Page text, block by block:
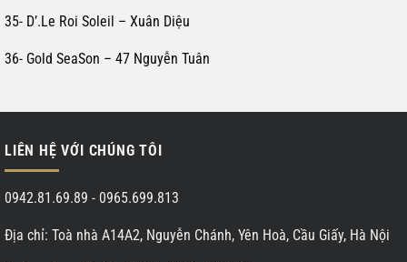
35- D’.Le Roi Soleil – Xuân Diệu
36- Gold SeaSon – 47 Nguyễn Tuân
LIÊN HỆ VỚI CHÚNG TÔI
0942.81.69.89 - 0965.699.813
Địa chỉ: Toà nhà A14A2, Nguyễn Chánh, Yên Hoà, Cầu Giấy, Hà Nội